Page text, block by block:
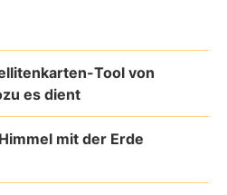
Tool von
es dient
mit der Erde